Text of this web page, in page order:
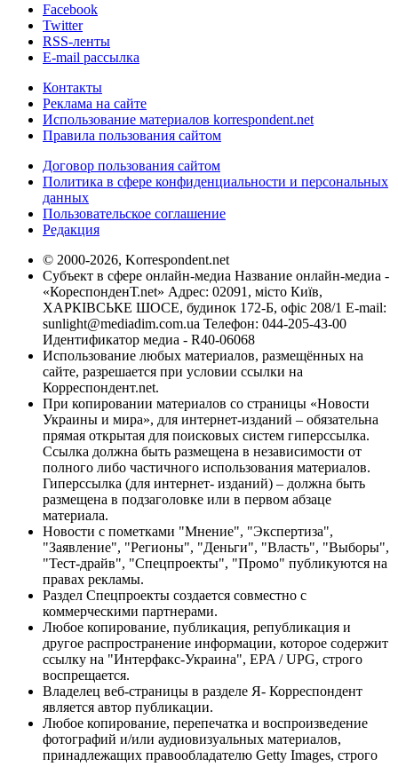
Facebook
Twitter
RSS-ленты
E-mail рассылка
Контакты
Реклама на сайте
Использование материалов korrespondent.net
Правила пользования сайтом
Договор пользования сайтом
Политика в сфере конфиденциальности и персональных
данных
Пользовательское соглашение
Редакция
© 2000-2026, Korrespondent.net
Субъект в сфере онлайн-медиа Название онлайн-медиа -
«КореспонденТ.net» Адрес: 02091, місто Київ,
ХАРКІВСЬКЕ ШОСЕ, будинок 172-Б, офіс 208/1 E-mail:
sunlight@mediadim.com.ua Телефон: 044-205-43-00
Идентификатор медиа - R40-06068
Использование любых материалов, размещённых на
сайте, разрешается при условии ссылки на
Корреспондент.net.
При копировании материалов со страницы «Новости
Украины и мира», для интернет-изданий – обязательна
прямая открытая для поисковых систем гиперссылка.
Ссылка должна быть размещена в независимости от
полного либо частичного использования материалов.
Гиперссылка (для интернет- изданий) – должна быть
размещена в подзаголовке или в первом абзаце
материала.
Новости с пометками "Мнение", "Экспертиза",
"Заявление", "Регионы", "Деньги", "Власть", "Выборы",
"Тест-драйв", "Спецпроекты", "Промо" публикуются на
правах рекламы.
Раздел Спецпроекты создается совместно с
коммерческими партнерами.
Любое копирование, публикация, републикация и
другое распространение информации, которое содержит
ссылку на "Интерфакс-Украина", EPA / UPG, строго
воспрещается.
Владелец веб-страницы в разделе Я- Корреспондент
является автор публикации.
Любое копирование, перепечатка и воспроизведение
фотографий и/или аудиовизуальных материалов,
принадлежащих правообладателю Getty Images, строго